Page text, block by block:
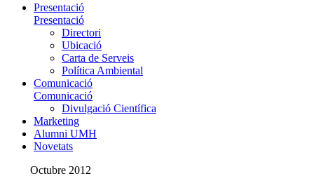
Presentació
Presentació
Directori
Ubicació
Carta de Serveis
Política Ambiental
Comunicació
Comunicació
Divulgació Científica
Marketing
Alumni UMH
Novetats
Octubre 2012